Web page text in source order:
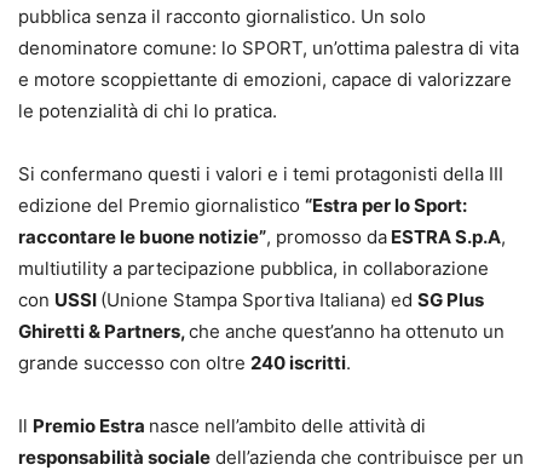
pubblica senza il racconto giornalistico. Un solo
denominatore comune: lo SPORT, un’ottima palestra di vita
e motore scoppiettante di emozioni, capace di valorizzare
le potenzialità di chi lo pratica.
Si confermano questi i valori e i temi protagonisti della III
edizione del Premio giornalistico “Estra per lo Sport:
raccontare le buone notizie”, promosso da ESTRA S.p.A,
multiutility a partecipazione pubblica, in collaborazione
con USSI (Unione Stampa Sportiva Italiana) ed SG Plus
Ghiretti & Partners,che anche quest’anno ha ottenuto un
grande successo con oltre 240 iscritti.
Il Premio Estra nasce nell’ambito delle attività di
responsabilità sociale dell’azienda che contribuisce per un